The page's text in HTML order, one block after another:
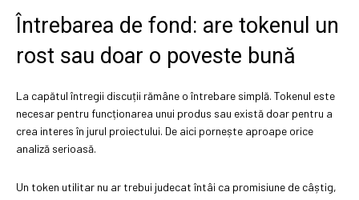
Întrebarea de fond: are tokenul un
rost sau doar o poveste bună
La capătul întregii discuții rămâne o întrebare simplă. Tokenul este
necesar pentru funcționarea unui produs sau există doar pentru a
crea interes în jurul proiectului. De aici pornește aproape orice
analiză serioasă.
Un token utilitar nu ar trebui judecat întâi ca promisiune de câștig,